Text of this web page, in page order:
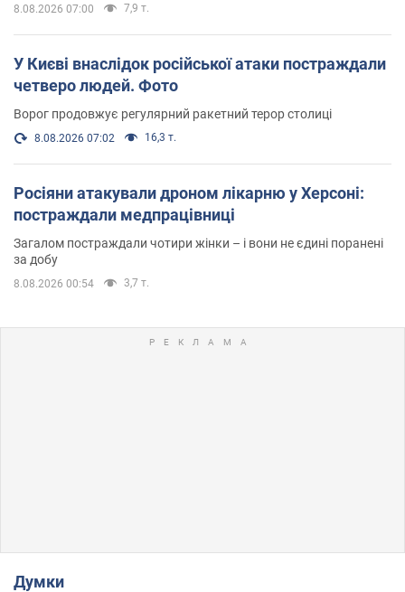
8.08.2026 07:00 7,9 т.
У Києві внаслідок російської атаки постраждали
четверо людей. Фото
Ворог продовжує регулярний ракетний терор столиці
8.08.2026 07:02 16,3 т.
Росіяни атакували дроном лікарню у Херсоні:
постраждали медпрацівниці
Загалом постраждали чотири жінки – і вони не єдині поранені
за добу
8.08.2026 00:54 3,7 т.
Думки